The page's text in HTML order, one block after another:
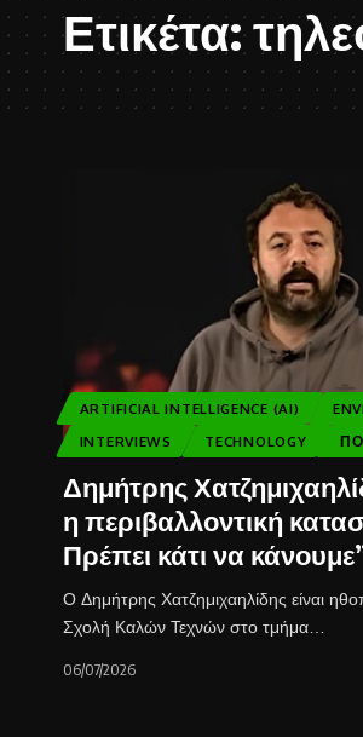
Ετικέτα:
ARTIFICIAL INTELLIGENCE (AI)
INTERVIEWS
TECHNOLOGY
Δημήτρης
η περιβαλλοντική
Πρέπει κάτι να
Ο Δημήτρης Χατζημιχαηλίδης είναι
Σχολή Καλών Τεχνών στο τμήμα…
06/07/2026